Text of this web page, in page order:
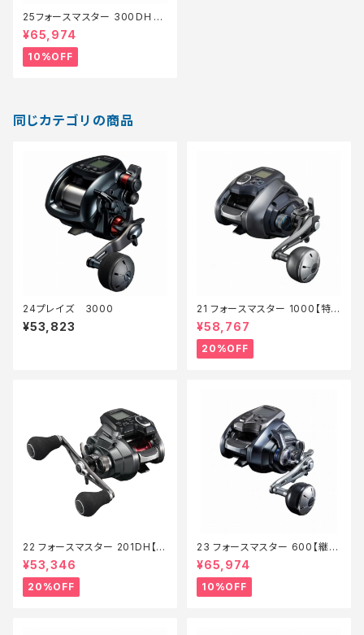
25フォースマスター 300ＤＨ
【継続セール_リール】【10】
¥65,974
10%OFF
同じカテゴリの商品
24プレイズ 3000
¥53,823
21 フォースマスター 1000【特
価リール】【20】
¥58,767
20%OFF
22 フォースマスター 201DH【特
価リール】【20】
¥53,346
20%OFF
23 フォースマスター 600【継続
セール_リール】【10】
¥65,974
10%OFF